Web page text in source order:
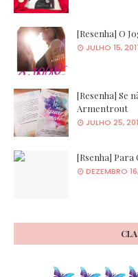
[Resenha] O
JULHO 15,
[Resenha] Se
Armentrout
JULHO 25,
[Rsenha] Para
DEZEMBRO